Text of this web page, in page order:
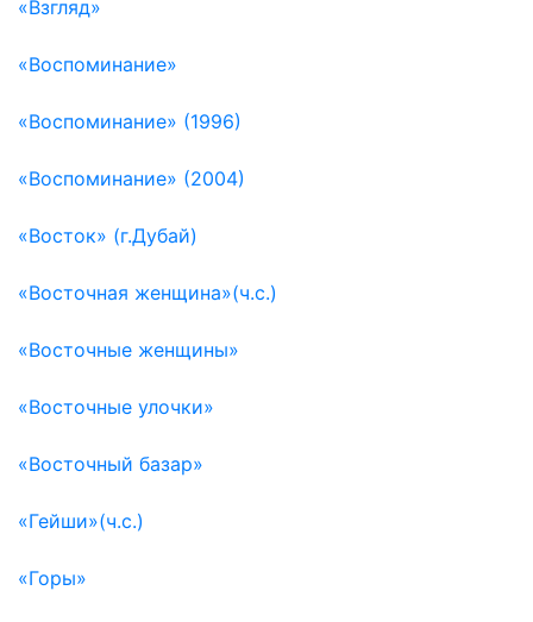
«Взгляд»
«Воспоминание»
«Воспоминание» (1996)
«Воспоминание» (2004)
«Восток» (г.Дубай)
«Восточная женщина»(ч.с.)
«Восточные женщины»
«Восточные улочки»
«Восточный базар»
«Гейши»(ч.с.)
«Горы»